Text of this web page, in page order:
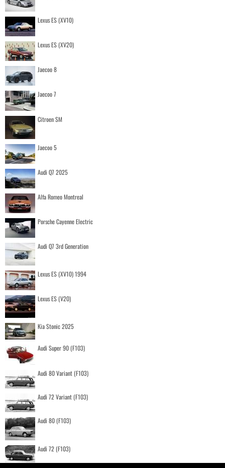
Lexus ES (XV10)
Lexus ES (XV20)
Jaecoo 8
Jaecoo 7
Citroen SM
Jaecoo 5
Audi Q7 2025
Alfa Romeo Montreal
Porsche Cayenne Electric
Audi Q7 3rd Generation
Lexus ES (XV10) 1994
Lexus ES (V20)
Kia Stonic 2025
Audi Super 90 (F103)
Audi 80 Variant (F103)
Audi 72 Variant (F103)
Audi 80 (F103)
Audi 72 (F103)